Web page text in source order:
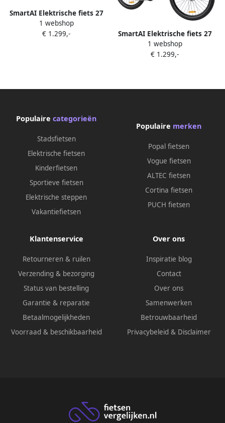
SmartAI Elektrische fiets 27
5Inch 20AH LCD -75NM -9
Versnellingen -Aluminium
1 webshop
€ 1.299,-
SmartAI Elektrische fiets 27
5Inch 20AH LCD -75NM -9
Versnellingen -Aluminium
1 webshop
€ 1.299,-
Populaire categorieën
Stadsfietsen
Elektrische fietsen
Kinderfietsen
Sportieve fietsen
Elektrische steppen
Vakantiefietsen
Populaire merken
Popal fietsen
Vogue fietsen
ALTEC fietsen
Cortina fietsen
PUCH fietsen
Klantenservice
Retourneren & ruilen
Verzending & bezorging
Status van bestelling
Garantie & reparatie
Betaalmogelijkheden
Voorraad & beschikbaarheid
Over ons
Inspiratie blog
Contact
Over ons
Samenwerken
Betrouwbaarheid
Privacybeleid & Disclaimer